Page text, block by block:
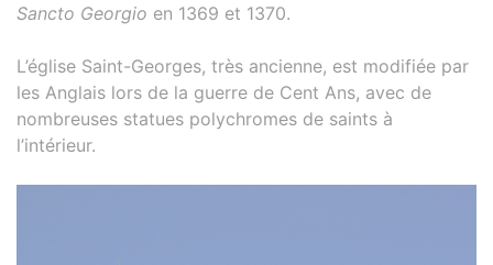
Sancto Georgio en 1369 et 1370.
L’église Saint-Georges, très ancienne, est modifiée par
les Anglais lors de la guerre de Cent Ans, avec de
nombreuses statues polychromes de saints à
l’intérieur.